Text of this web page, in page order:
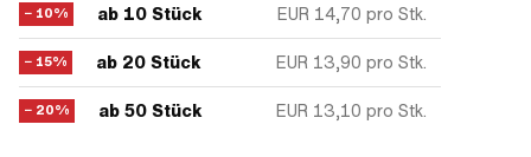
− 10% ab 10 Stück EUR 14,70 pro Stk.
− 15% ab 20 Stück EUR 13,90 pro Stk.
− 20% ab 50 Stück EUR 13,10 pro Stk.